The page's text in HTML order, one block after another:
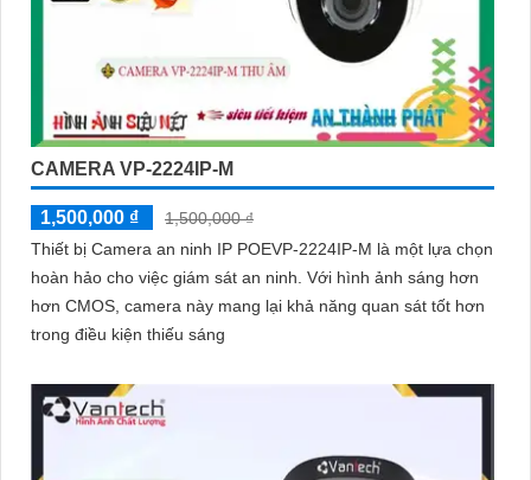
CAMERA VP-2224IP-M
1,500,000 ₫
1,500,000 ₫
Thiết bị Camera an ninh IP POEVP-2224IP-M là một lựa chọn
hoàn hảo cho việc giám sát an ninh. Với hình ảnh sáng hơn
hơn CMOS, camera này mang lại khả năng quan sát tốt hơn
trong điều kiện thiếu sáng